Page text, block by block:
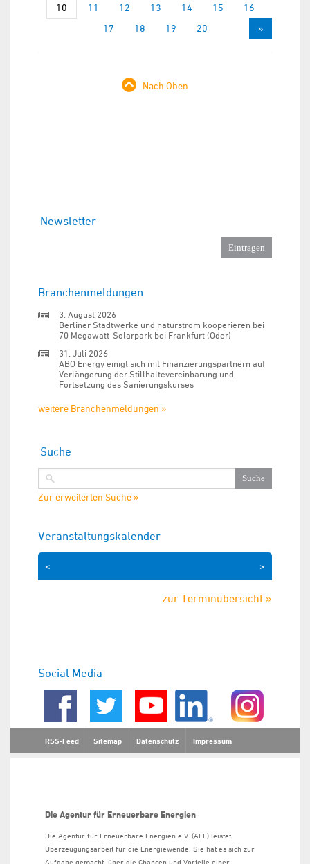
10
11 12 13 14 15
16
17
18 19 20 »
Nach Oben
Newsletter
Branchenmeldungen
3. August 2026
Berliner Stadtwerke und naturstrom kooperieren bei
70 Megawatt-Solarpark bei Frankfurt (Oder)
31. Juli 2026
ABO Energy einigt sich mit Finanzierungspartnern auf
Verlängerung der Stillhaltevereinbarung und
Fortsetzung des Sanierungskurses
weitere Branchenmeldungen »
Suche
Zur erweiterten Suche »
Veranstaltungskalender
>
<
zur Terminübersicht »
Social Media
RSS-Feed Sitemap Datenschutz Impressum
Die Agentur für Erneuerbare Energien
Die Agentur für Erneuerbare Energien e.V. (AEE) leistet
Überzeugungsarbeit für die Energiewende. Sie hat es sich zur
Aufgabe gemacht, über die Chancen und Vorteile einer